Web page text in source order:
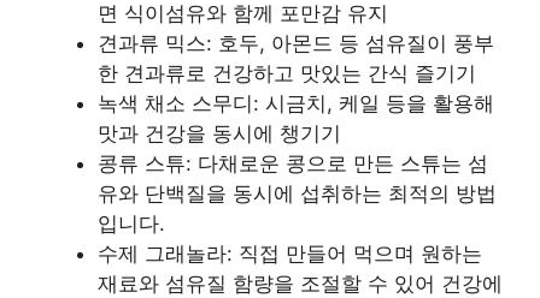
면 식이섬유와 함께 포만감 유지
견과류 믹스: 호두, 아몬드 등 섬유질이 풍부
한 견과류로 건강하고 맛있는 간식 즐기기
녹색 채소 스무디: 시금치, 케일 등을 활용해
맛과 건강을 동시에 챙기기
콩류 스튜: 다채로운 콩으로 만든 스튜는 섬
유와 단백질을 동시에 섭취하는 최적의 방법
입니다.
수제 그래놀라: 직접 만들어 먹으며 원하는
재료와 섬유질 함량을 조절할 수 있어 건강에